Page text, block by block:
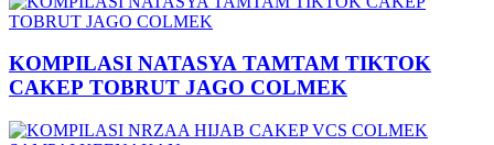
KOMPILASI NATASYA TAMTAM TIKTOK
CAKEP TOBRUT JAGO COLMEK